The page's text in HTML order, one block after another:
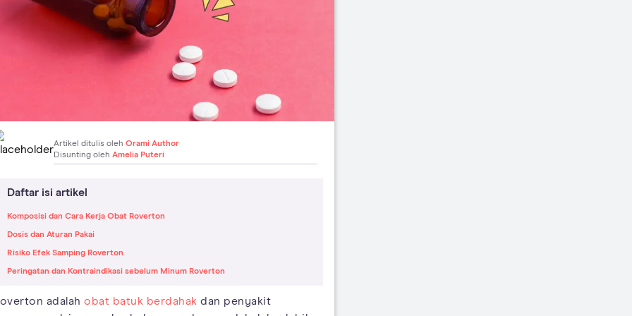
Artikel ditulis oleh Orami Author
Disunting oleh Amelia Puteri
Daftar isi artikel
Komposisi dan Cara Kerja Obat Roverton
Dosis dan Aturan Pakai
Risiko Efek Samping Roverton
Peringatan dan Kontraindikasi sebelum Minum Roverton
adalah obat batuk berdahak dan penyakit